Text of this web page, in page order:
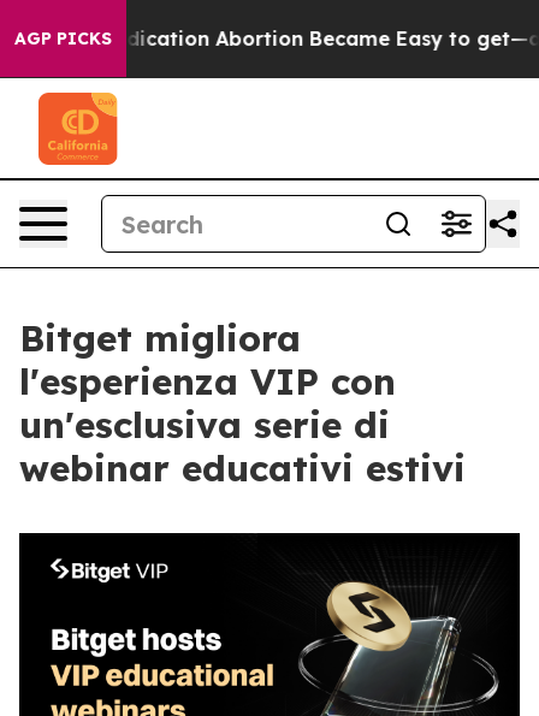
AGP PICKS
Medication Abortion Became Easy to get—and it
Bitget migliora
l'esperienza VIP con
un'esclusiva serie di
webinar educativi estivi